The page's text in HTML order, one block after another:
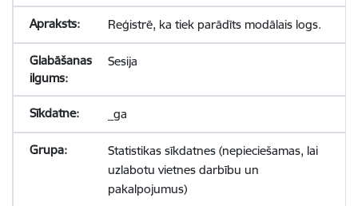
Reģistrē, ka tiek parādīts modālais logs.
Sesija
_ga
Statistikas sīkdatnes (nepieciešamas, lai
uzlabotu vietnes darbību un
pakalpojumus)